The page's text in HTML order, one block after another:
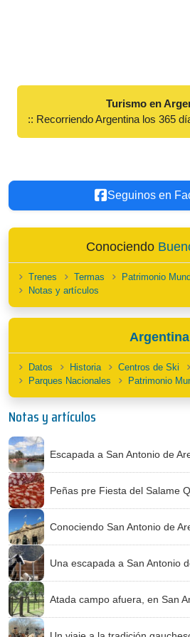
Turismo en
:: Recorriendo Argentina los 365
Seguinos en
Conociendo
Trenes Termas Patrimonio
Notas y artículos
Argentina
Datos Historia Centros de Ski
Parques Nacionales
Patrimonio
Notas y artículos
Escapada a San Antonio de
Peñas pre Fiesta del Salame
Conociendo San Antonio de
Una escapada a San Antonio
Atada campo afuera, en San